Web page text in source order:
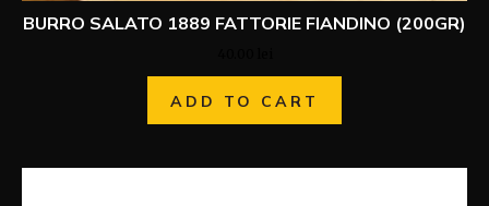
BURRO SALATO 1889 FATTORIE FIANDINO (200GR)
ADD TO CART